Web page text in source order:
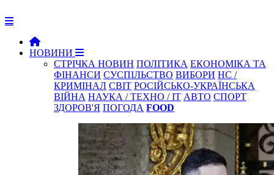
НОВИНИ
СТРІЧКА НОВИН ПОЛІТИКА ЕКОНОМІКА ТА
ФІНАНСИ СУСПІЛЬСТВО ВИБОРИ НС /
КРИМІНАЛ СВІТ РОСІЙСЬКО-УКРАЇНСЬКА
ВІЙНА НАУКА / ТЕХНО / IT АВТО СПОРТ
ЗДОРОВ'Я ПОГОДА FOOD